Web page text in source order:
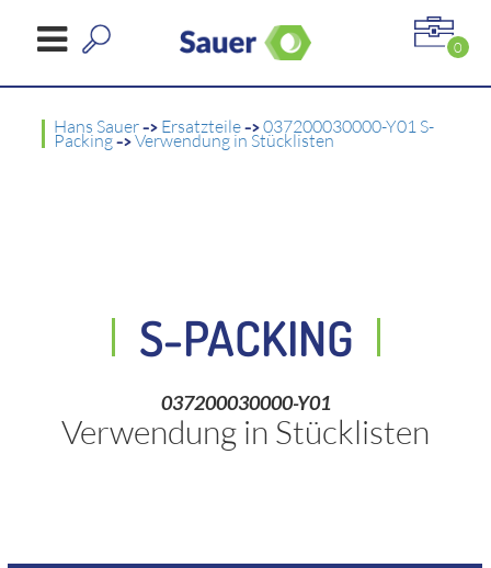
0
Hans Sauer-> Ersatzteile->037200030000-Y01 S-
Packing->Verwendung in Stücklisten
S-PACKING
037200030000-Y01
Verwendung in Stücklisten